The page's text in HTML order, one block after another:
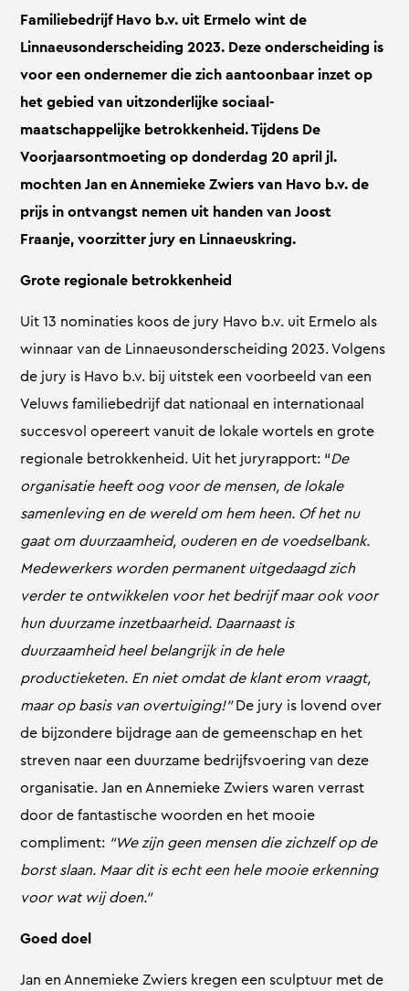
Familiebedrijf Havo b.v. uit Ermelo wint de
Linnaeusonderscheiding 2023. Deze onderscheiding is
voor een ondernemer die zich aantoonbaar inzet op
het gebied van uitzonderlijke sociaal-
maatschappelijke betrokkenheid. Tijdens De
Voorjaarsontmoeting op donderdag 20 april jl.
mochten Jan en Annemieke Zwiers van Havo b.v. de
prijs in ontvangst nemen uit handen van Joost
Fraanje, voorzitter jury en Linnaeuskring.
Grote regionale betrokkenheid
Uit 13 nominaties koos de jury Havo b.v. uit Ermelo als
winnaar van de Linnaeusonderscheiding 2023. Volgens
de jury is Havo b.v. bij uitstek een voorbeeld van een
Veluws familiebedrijf dat nationaal en internationaal
succesvol opereert vanuit de lokale wortels en grote
regionale betrokkenheid. Uit het juryrapport: “De
organisatie heeft oog voor de mensen, de lokale
samenleving en de wereld om hem heen. Of het nu
gaat om duurzaamheid, ouderen en de voedselbank.
Medewerkers worden permanent uitgedaagd zich
verder te ontwikkelen voor het bedrijf maar ook voor
hun duurzame inzetbaarheid. Daarnaast is
duurzaamheid heel belangrijk in de hele
productieketen. En niet omdat de klant erom vraagt,
maar op basis van overtuiging!”De jury is lovend over
de bijzondere bijdrage aan de gemeenschap en het
streven naar een duurzame bedrijfsvoering van deze
organisatie. Jan en Annemieke Zwiers waren verrast
door de fantastische woorden en het mooie
compliment: “We zijn geen mensen die zichzelf op de
borst slaan. Maar dit is echt een hele mooie erkenning
voor wat wij doen.”
Goed doel
Jan en Annemieke Zwiers kregen een sculptuur met de